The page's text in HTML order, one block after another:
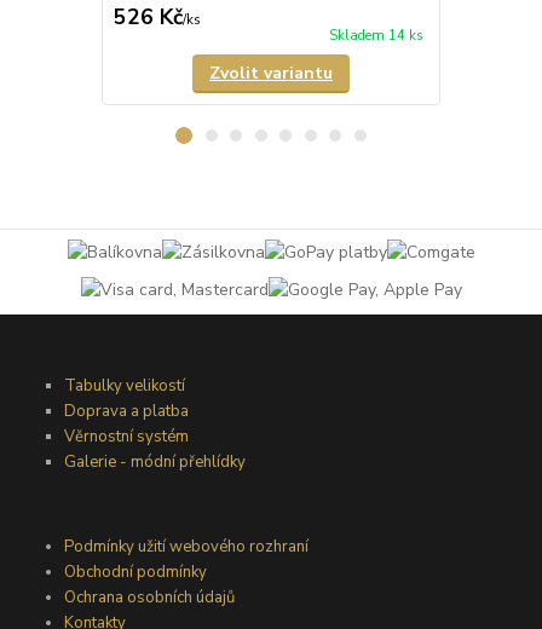
526 Kč/ks
Skladem 14 ks
Zvolit variantu
Tabulky velikostí
Doprava a platba
Věrnostní systém
Galerie - módní přehlídky
Podmínky užití webového rozhraní
Obchodní podmínky
Ochrana osobních údajů
Kontakty